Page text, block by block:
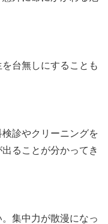
台無しにすることも
診やクリーニングを
ることが分かってき
集中力が散漫になっ